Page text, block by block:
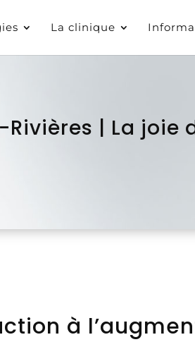
La clinique
| La joie
à